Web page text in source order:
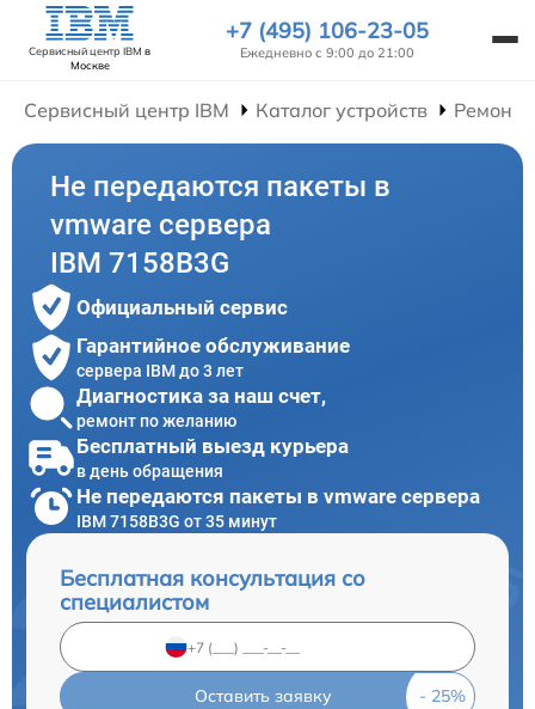
Сервисный центр IBM в
Москве
+7 (495) 106-23-05
Ежедневно с 9:00 до 21:00
Сервисный центр IBM Каталог устройств Ремонт
Не передаются пакеты в
vmware сервера
IBM 7158B3G
Официальный сервис
Гарантийное обслуживание
сервера IBM до 3 лет
Диагностика за наш счет,
ремонт по желанию
Бесплатный выезд курьера
в день обращения
Не передаются пакеты в vmware сервера
IBM 7158B3G от 35 минут
Бесплатная консультация со
специалистом
Оставить заявку